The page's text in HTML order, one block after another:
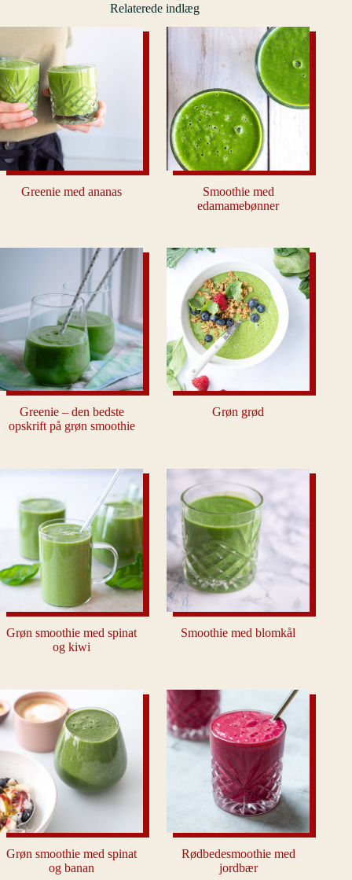
Relaterede indlæg
Greenie med ananas
Smoothie med
edamamebønner
Greenie – den bedste
opskrift på grøn smoothie
Grøn grød
Grøn smoothie med spinat
og kiwi
Smoothie med blomkål
Grøn smoothie med spinat
og banan
Rødbedesmoothie med
jordbær